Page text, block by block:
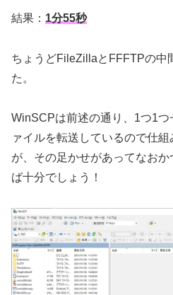
結果： 1分55秒
ちょうどFileZillaとFFFTPの中
た。
WinSCPは前述の通り、1つ1
ァイルを転送しているので仕
が、その足かせがあってなお
ば十分でしょう！